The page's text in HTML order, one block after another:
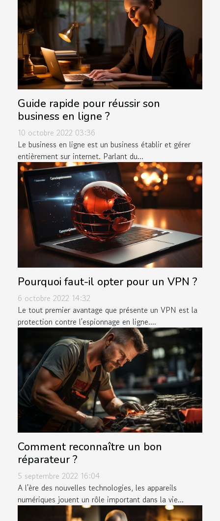
Guide rapide pour réussir son
business en ligne ?
10 octobre 2022 03:36
Le business en ligne est un business établir et gérer
entièrement sur internet. Parlant du...
Pourquoi faut-il opter pour un VPN ?
6 octobre 2022 14:32
Le tout premier avantage que présente un VPN est la
protection contre l'espionnage en ligne....
Comment reconnaître un bon
réparateur ?
5 septembre 2022 16:04
A l'ère des nouvelles technologies, les appareils
numériques jouent un rôle important dans la vie...